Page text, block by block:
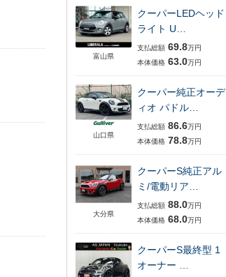
富山県
クーパーLEDヘッド
ライト U…
支払総額 69.8万円
本体価格 63.0万円
山口県
クーパー純正オーデ
ィオ パドル…
支払総額 86.6万円
本体価格 78.8万円
大分県
クーパーS純正アル
ミ/電動リア…
支払総額 88.0万円
本体価格 68.0万円
クーパーS最終型 1
オーナー …